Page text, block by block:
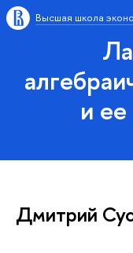
Высшая школа
и
Дмитрий